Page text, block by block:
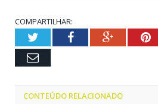
COMPARTILHAR:
TwitterFacebookGoogle+
Email
CONTEÚDO RELACIONADO